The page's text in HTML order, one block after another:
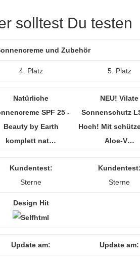
solltest Du testen
und Zubehör
4. Platz 5. Platz
Natürliche
SPF 25 -
Beauty by Earth
komplett nat…
NEU! Vilate
Sonnenschutz
Hoch! Mit
Aloe-V…
Kundentest:
Sterne
Kundentest:
Sterne
Design Hit
Update am: Update am: